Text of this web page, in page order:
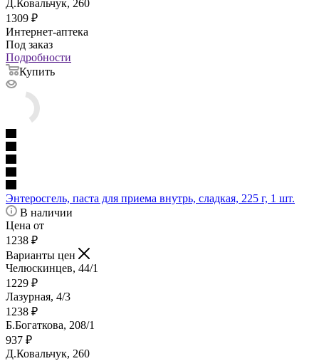
Д.Ковальчук, 260
1309 ₽
Интернет-аптека
Под заказ
Подробности
Купить
Энтеросгель, паста для приема внутрь, сладкая, 225 г, 1 шт.
В наличии
Цена от
1238 ₽
Варианты цен
Челюскинцев, 44/1
1229 ₽
Лазурная, 4/3
1238 ₽
Б.Богаткова, 208/1
937 ₽
Д.Ковальчук, 260